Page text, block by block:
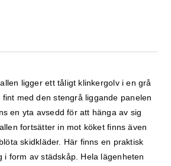
ligger ett tåligt klinkergolv i en grå
med den stengrå liggande panelen
en yta avsedd för att hänga av sig
fortsätter in mot köket finns även
skidkläder. Här finns en praktisk
i form av städskåp. Hela lägenheten